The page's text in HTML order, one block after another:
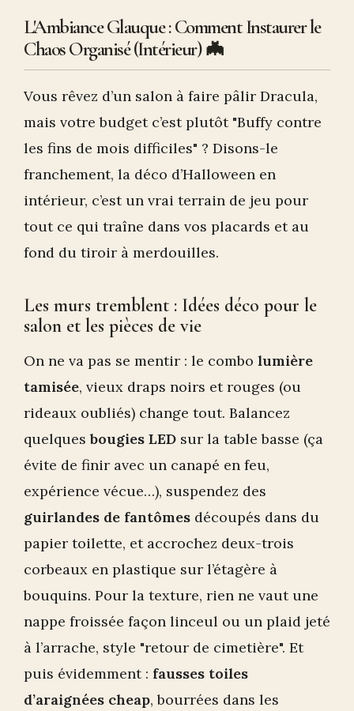
L'Ambiance Glauque : Comment Instaurer le
Chaos Organisé (Intérieur) 🦇
Vous rêvez d’un salon à faire pâlir Dracula,
mais votre budget c’est plutôt "Buffy contre
les fins de mois difficiles" ? Disons-le
franchement, la déco d’Halloween en
intérieur, c’est un vrai terrain de jeu pour
tout ce qui traîne dans vos placards et au
fond du tiroir à merdouilles.
Les murs tremblent : Idées déco pour le
salon et les pièces de vie
On ne va pas se mentir : le combo lumière
tamisée, vieux draps noirs et rouges (ou
rideaux oubliés) change tout. Balancez
quelquesbougies LED sur la table basse (ça
évite de finir avec un canapé en feu,
expérience vécue…), suspendez des
guirlandes de fantômes découpés dans du
papier toilette, et accrochez deux-trois
corbeaux en plastique sur l’étagère à
bouquins. Pour la texture, rien ne vaut une
nappe froissée façon linceul ou un plaid jeté
à l’arrache, style "retour de cimetière". Et
puis évidemment : fausses toiles
d’araignées cheap, bourrées dans les